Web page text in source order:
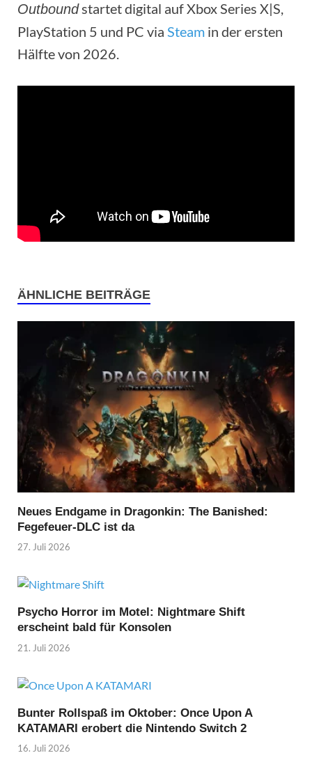
Outboundstartet digital auf Xbox Series X|S,
PlayStation 5 und PC via Steam in der ersten
Hälfte von 2026.
ÄHNLICHE BEITRÄGE
Neues Endgame in Dragonkin: The Banished:
Fegefeuer-DLC ist da
27. Juli 2026
Psycho Horror im Motel: Nightmare Shift
erscheint bald für Konsolen
21. Juli 2026
Bunter Rollspaß im Oktober: Once Upon A
KATAMARI erobert die Nintendo Switch 2
16. Juli 2026